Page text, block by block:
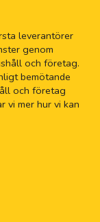
leverantörer
genom
och företag.
bemötande
och företag
vi mer hur vi kan